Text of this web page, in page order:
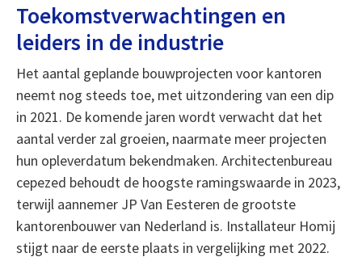
Toekomstverwachtingen en
leiders in de industrie
Het aantal geplande bouwprojecten voor kantoren
neemt nog steeds toe, met uitzondering van een dip
in 2021. De komende jaren wordt verwacht dat het
aantal verder zal groeien, naarmate meer projecten
hun opleverdatum bekendmaken. Architectenbureau
cepezed behoudt de hoogste ramingswaarde in 2023,
terwijl aannemer JP Van Eesteren de grootste
kantorenbouwer van Nederland is. Installateur Homij
stijgt naar de eerste plaats in vergelijking met 2022.